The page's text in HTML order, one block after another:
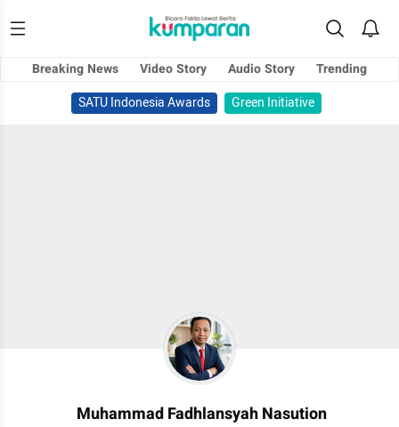
Breaking News Video Story Audio Story
Trending
SATU Indonesia Awards
Green Initiative
Muhammad Fadhlansyah Nasution